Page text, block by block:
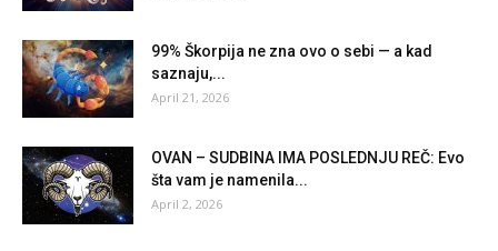
99% Škorpija ne zna ovo o sebi — a kad
saznaju,...
April 21, 2026
OVAN – SUDBINA IMA POSLEDNJU REČ: Evo
šta vam je namenila...
April 2, 2026